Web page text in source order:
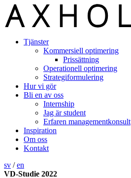
Tjänster
Kommersiell optimering
Prissättning
Operationell optimering
Strategiformulering
Hur vi gör
Bli en av oss
Internship
Jag är student
Erfaren managementkonsult
Inspiration
Om oss
Kontakt
sv /en
VD-Studie 2022